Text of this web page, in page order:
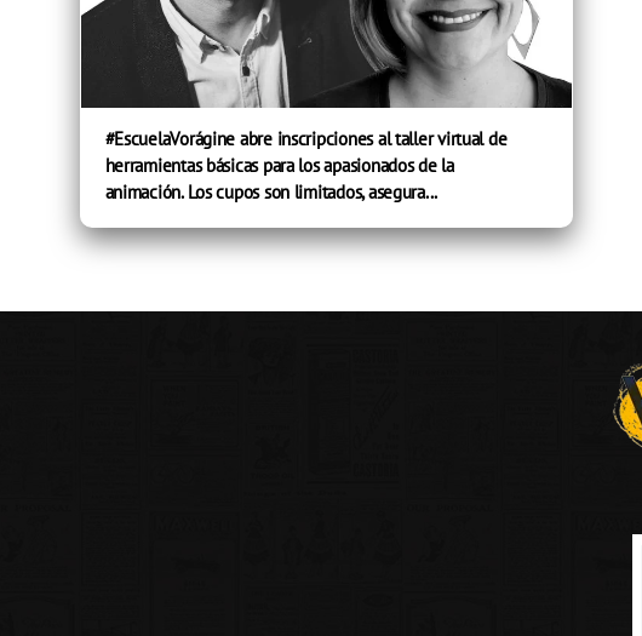
#EscuelaVorágine abre inscripciones al taller virtual de
herramientas básicas para los apasionados de la
animación. Los cupos son limitados, asegura...